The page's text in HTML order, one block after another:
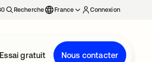
Recherche France Connexion
Essai gratuit Nous contacter